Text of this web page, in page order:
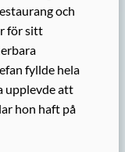
och
för sitt
fyllde hela
upplevde att
hon haft på